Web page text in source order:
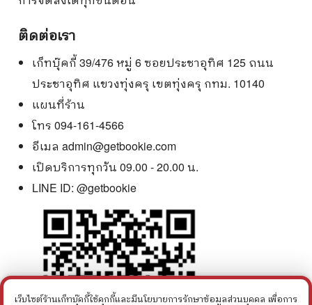
ติดต่อเรา
เก็ทบุ๊คกี้ 39/476 หมู่ 6 ซอยประชาอุทิศ 125 ถนน
ประชาอุทิศ แขวงทุ่งครุ เขตทุ่งครุ กทม. 10140
แผนที่ร้าน
โทร 094-161-4566
อีเมล admin@getbookie.com
เปิดบริการทุกวัน 09.00 - 20.00 น.
LINE ID: @getbookie
เว็บไซต์ร้านเก็ทบุ๊คกี้ใช้คุกกี้และมีนโยบายการรักษาข้อมูลส่วนบุคคล เพื่อการ